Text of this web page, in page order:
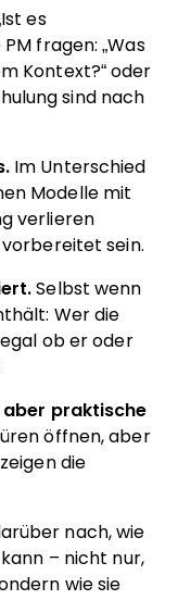
es
fragen: „Was
Kontext?“ oder
sind nach
Im Unterschied
Modelle mit
verlieren
vorbereitet sein.
Selbst wenn
Wer die
ob er oder
praktische
öffnen, aber
die
nach, wie
– nicht nur,
wie sie